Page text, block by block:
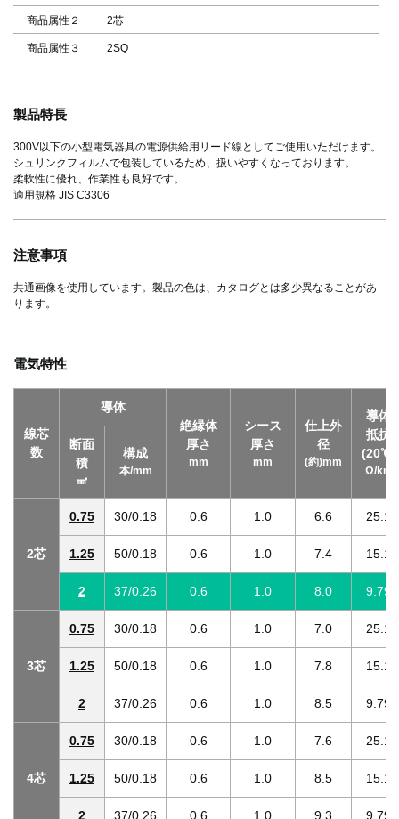
商品属性２ 2芯
商品属性３ 2SQ
製品特長
300V以下の小型電気器具の電源供給用リード線としてご使用いただけます。
シュリンクフィルムで包装しているため、扱いやすくなっております。
柔軟性に優れ、作業性も良好です。
適用規格 JIS C3306
注意事項
共通画像を使用しています。製品の色は、カタログとは多少異なることがあ
ります。
電気特性
線芯
数
導体
絶縁体
厚さ
mm
シース
厚さ
mm
仕上外
径
(約)mm
導体
抵抗
(20℃)
Ω/km
断面
積
㎟
構成
本/mm
2芯
0.75 30/0.18 0.6 1.0 6.6 25.1
1.25 50/0.18 0.6 1.0 7.4 15.1
2 37/0.26 0.6 1.0 8.0 9.79
3芯
0.75 30/0.18 0.6 1.0 7.0 25.1
1.25 50/0.18 0.6 1.0 7.8 15.1
2 37/0.26 0.6 1.0 8.5 9.79
4芯
0.75 30/0.18 0.6 1.0 7.6 25.1
1.25 50/0.18 0.6 1.0 8.5 15.1
2 37/0.26 0.6 1.0 9.3 9.79